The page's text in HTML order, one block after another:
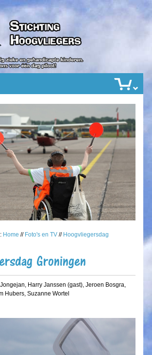
Home // Foto's en TV // Hoogvliegersdag
Groningen
Harry Janssen (gast), Jeroen Bosgra,
Hubers, Suzanne Wortel